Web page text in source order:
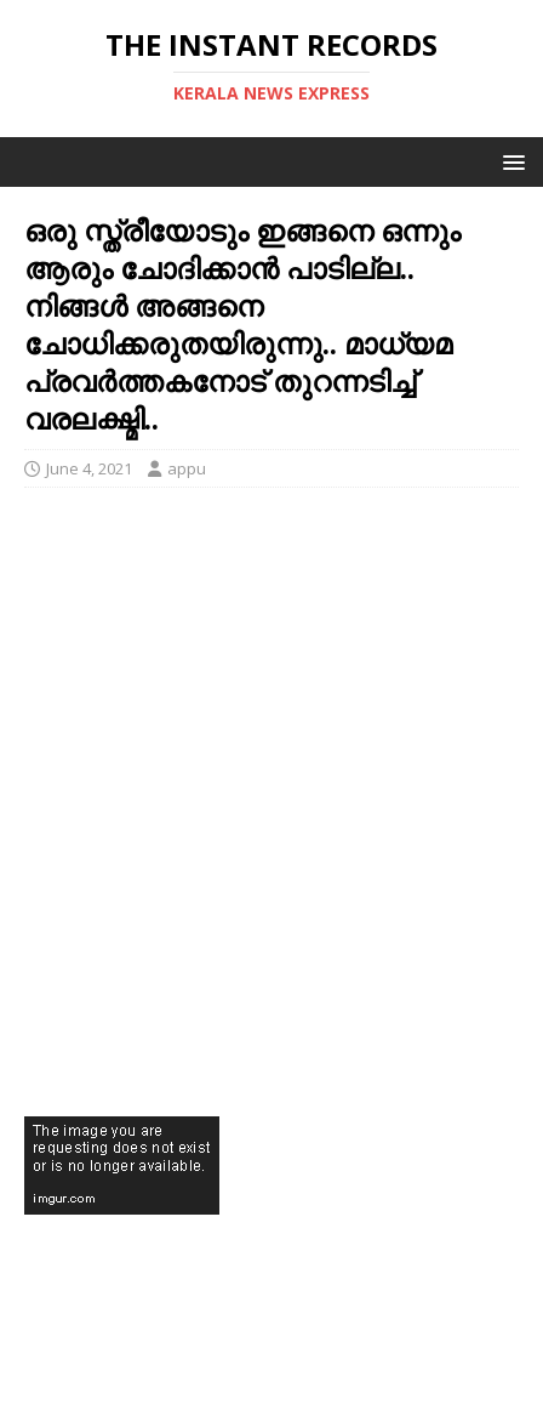
THE INSTANT RECORDS
KERALA NEWS EXPRESS
ഒരു സ്ത്രീയോടും ഇങ്ങനെ ഒന്നും
ആരും ചോദിക്കാന്‍ പാടില്ല..
നിങ്ങള്‍ അങ്ങനെ
ചോധിക്കരുതയിരുന്നു.. മാധ്യമ
പ്രവര്‍ത്തകനോട് തുറന്നടിച്ച്‌
വരലക്ഷ്മി..
June 4, 2021 appu